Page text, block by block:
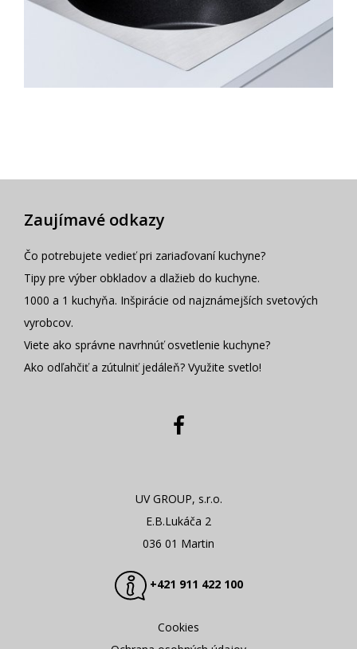
Zaujímavé odkazy
Čo potrebujete vedieť pri zariaďovaní kuchyne?
Tipy pre výber obkladov a dlažieb do kuchyne.
1000 a 1 kuchyňa. Inšpirácie od najznámejších svetových
vyrobcov.
Viete ako správne navrhnúť osvetlenie kuchyne?
Ako odľahčiť a zútulniť jedáleň? Využite svetlo!
UV GROUP, s.r.o.
E.B.Lukáča 2
036 01 Martin
+421 911 422 100
Cookies